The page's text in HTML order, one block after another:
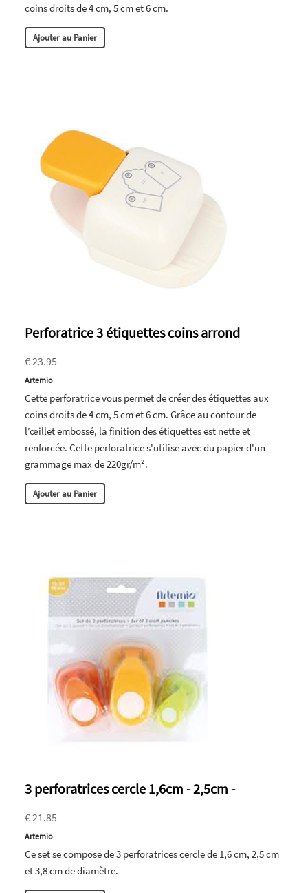
coins droits de 4 cm, 5 cm et 6 cm.
Ajouter au Panier
Perforatrice 3 étiquettes coins arrond
€ 23.95
Artemio
Cette perforatrice vous permet de créer des étiquettes aux
coins droits de 4 cm, 5 cm et 6 cm. Grâce au contour de
l’œillet embossé, la finition des étiquettes est nette et
renforcée. Cette perforatrice s'utilise avec du papier d'un
grammage max de 220gr/m².
Ajouter au Panier
3 perforatrices cercle 1,6cm - 2,5cm -
€ 21.85
Artemio
Ce set se compose de 3 perforatrices cercle de 1,6 cm, 2,5 cm
et 3,8 cm de diamètre.